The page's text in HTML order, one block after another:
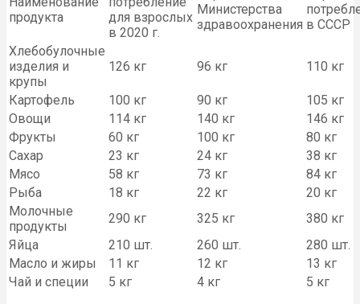
продукта
для взрослых
в 2020 г.
Министерства
здравоохранения в СССР
Хлебобулочные
изделия и
крупы
126 кг 96 кг 110 кг
Картофель 100 кг 90 кг
105 кг
Овощи
114 кг 140 кг
146 кг
Фрукты
60 кг 100 кг
80 кг
Сахар
23 кг 24 кг
38 кг
Мясо
58 кг 73 кг
84 кг
Рыба
18 кг 22 кг
20 кг
Молочные
продукты
290 кг 325 кг
380 кг
Яйца
210 шт. 260 шт.
280 шт.
Масло и жиры
11 кг 12 кг
13 кг
Чай и специи
5 кг 4 кг
5 кг